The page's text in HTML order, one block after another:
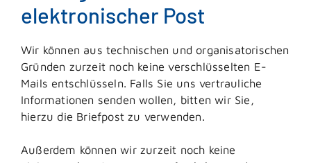
elektronischer Post
Wir können aus technischen und organisatorischen
Gründen zurzeit noch keine verschlüsselten E-
Mails entschlüsseln. Falls Sie uns vertrauliche
Informationen senden wollen, bitten wir Sie,
hierzu die Briefpost zu verwenden.
Außerdem können wir zurzeit noch keine